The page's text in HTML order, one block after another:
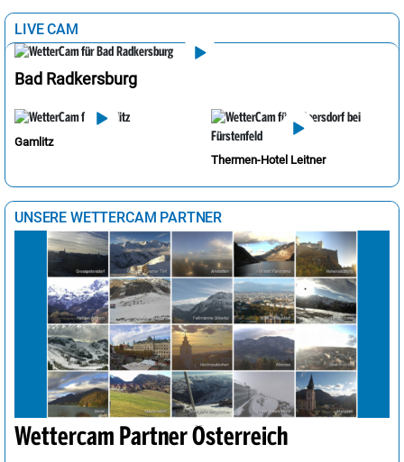
LIVE CAM
Bad Radkersburg
Gamlitz
Thermen-Hotel Leitner
UNSERE WETTERCAM PARTNER
Wettercam Partner Österreich